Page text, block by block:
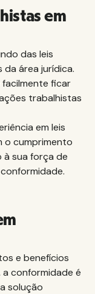
em
das leis
área jurídica.
ficar
trabalhistas
em leis
o cumprimento
sua força de
e benefícios
conformidade é
solução